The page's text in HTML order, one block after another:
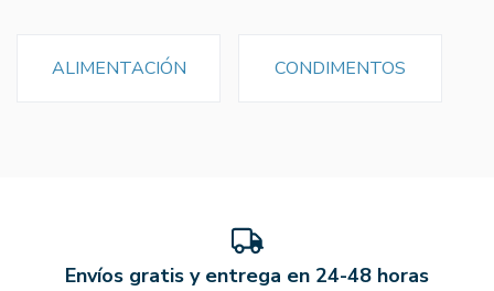
ALIMENTACIÓN CONDIMENTOS
Envíos gratis y entrega en 24-48 horas